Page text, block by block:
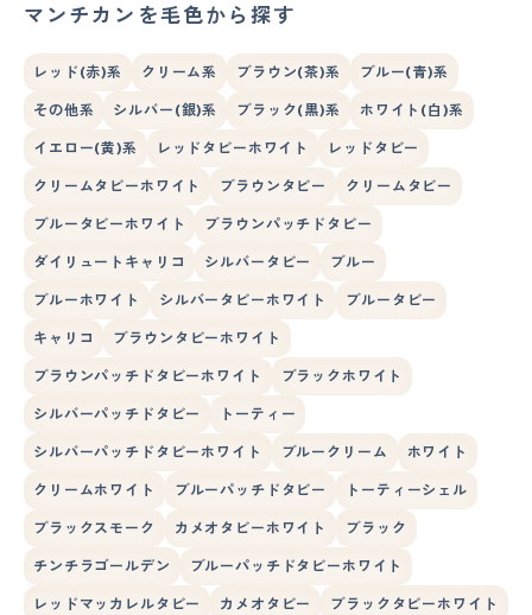
マンチカンを毛色から探す
レッド(赤)系 クリーム系 ブラウン(茶)系 ブルー(青)系
その他系 シルバー(銀)系 ブラック(黒)系 ホワイト(白)系
イエロー(黄)系 レッドタビーホワイト レッドタビー
クリームタビーホワイト ブラウンタビー クリームタビー
ブルータビーホワイト ブラウンパッチドタビー
ダイリュートキャリコ シルバータビー ブルー
ブルーホワイト シルバータビーホワイト ブルータビー
キャリコ ブラウンタビーホワイト
ブラウンパッチドタビーホワイト ブラックホワイト
シルバーパッチドタビー トーティー
シルバーパッチドタビーホワイト ブルークリーム ホワイト
クリームホワイト ブルーパッチドタビー トーティーシェル
ブラックスモーク カメオタビーホワイト ブラック
チンチラゴールデン ブルーパッチドタビーホワイト
レッドマッカレルタビー カメオタビー ブラックタビーホワイト